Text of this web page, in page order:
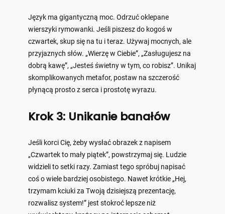
Język ma gigantyczną moc. Odrzuć oklepane
wierszyki rymowanki. Jeśli piszesz do kogoś w
czwartek, skup się na tu i teraz. Używaj mocnych, ale
przyjaznych słów. „Wierzę w Ciebie”, „Zasługujesz na
dobrą kawę”, „Jesteś świetny w tym, co robisz”. Unikaj
skomplikowanych metafor, postaw na szczerość
płynącą prosto z serca i prostotę wyrazu.
Krok 3: Unikanie banałów
Jeśli korci Cię, żeby wysłać obrazek z napisem
„Czwartek to mały piątek”, powstrzymaj się. Ludzie
widzieli to setki razy. Zamiast tego spróbuj napisać
coś o wiele bardziej osobistego. Nawet krótkie „Hej,
trzymam kciuki za Twoją dzisiejszą prezentację,
rozwalisz system!” jest stokroć lepsze niż